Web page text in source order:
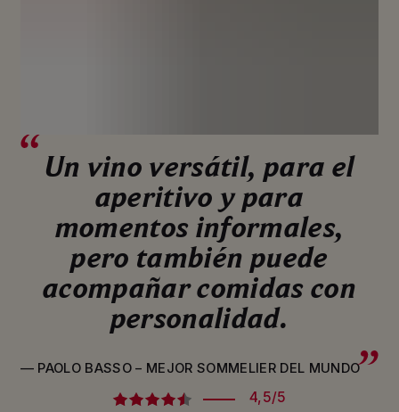
Un vino versátil, para el
aperitivo y para
momentos informales,
pero también puede
acompañar comidas con
personalidad.
— PAOLO BASSO – MEJOR SOMMELIER DEL MUNDO
4,5/5